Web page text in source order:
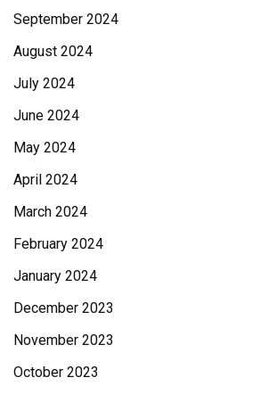
September 2024
August 2024
July 2024
June 2024
May 2024
April 2024
March 2024
February 2024
January 2024
December 2023
November 2023
October 2023